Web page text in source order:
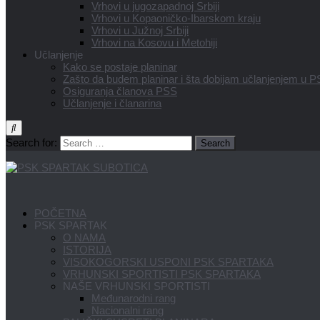
Vrhovi u jugozapadnoj Srbiji
Vrhovi u Kopaoničko-Ibarskom kraju
Vrhovi u Južnoj Srbiji
Vrhovi na Kosovu i Metohiji
Učlanjenje
Kako se postaje planinar
Zašto da budem planinar i šta dobijam učlanjenjem u
Osiguranja članova PSS
Učlanjenje i članarina
Search for:
POČETNA
PSK SPARTAK
O NAMA
ISTORIJA
VISOKOGORSKI USPONI PSK SPARTAKA
VRHUNSKI SPORTISTI PSK SPARTAKA
NAŠE VRHUNSKI SPORTISTI
Međunarodni rang
Nacionalni rang